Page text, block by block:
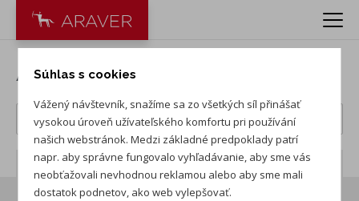
Autá Volkswagen
Počet záznamov: 181
Súhlas s cookies
Vážený návštevník, snažíme sa zo všetkých síl přinášať
vysokou úroveň užívateľského komfortu pri používání
našich webstránok. Medzi základné predpoklady patrí
napr. aby správne fungovalo vyhľadávanie, aby sme vás
neobťažovali nevhodnou reklamou alebo aby sme mali
dostatok podnetov, ako web vylepšovať.